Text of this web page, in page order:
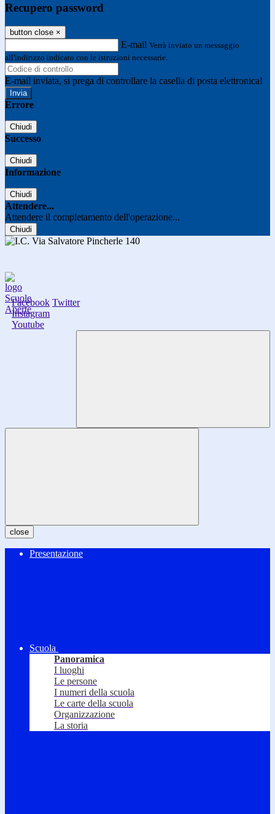
Recupero password
button close ×
E-mail Verrà inviato un messaggio
all'indirizzo indicato con le istruzioni necessarie.
E-mail inviata, si prega di controllare la casella di posta elettronica!
Errore
Chiudi
Successo
Chiudi
Informazione
Chiudi
Attendere...
Attendere il completamento dell'operazione...
Chiudi
Facebook Twitter
Instagram
Youtube
close
Presentazione
Scuola
Panoramica
I luoghi
Le persone
I numeri della scuola
Le carte della scuola
Organizzazione
La storia